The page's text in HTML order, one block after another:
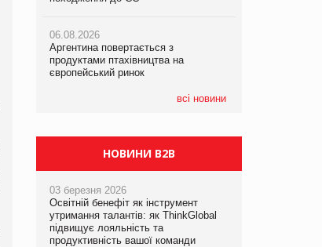
06.08.2026
Аргентина повертається з
продуктами птахівництва на
європейський ринок
всі новини
06.08.2026
Аргентина повертається з
продуктами птахівництва на
європейський ринок
06.08.2026
Аргентина повертається з
продуктами птахівництва на
європейський ринок
НОВИНИ B2B
03 березня 2026
Освітній бенефіт як інструмент
утримання талантів: як ThinkGlobal
підвищує лояльність та
продуктивність вашої команди